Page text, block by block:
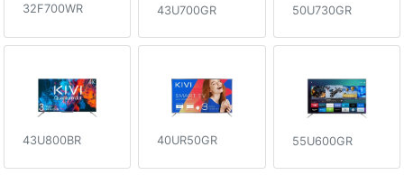
32F700WR 43U700GR 50U730GR
43U800BR 40UR50GR 55U600GR